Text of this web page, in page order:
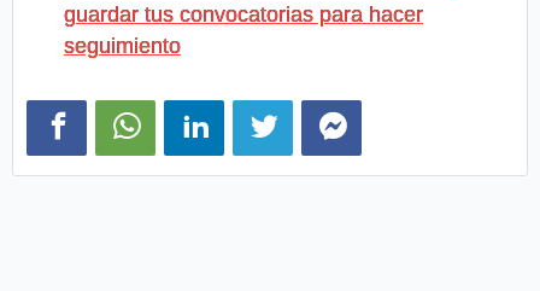
guardar tus convocatorias para hacer
seguimiento